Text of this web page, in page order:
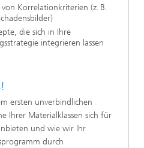
Korrelationkriterien (z. B.
die sich in Ihre
integrieren lassen
ersten unverbindlichen
Ihrer Materialklassen sich für
und wie wir Ihr
durch